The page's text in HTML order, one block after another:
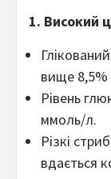
1. Високий
вище 8,5%
Рівень
ммоль/л.
Різкі
вдається